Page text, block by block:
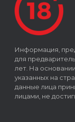
Информация,
для
лет. На
указанных на
данные лица
лицами, не